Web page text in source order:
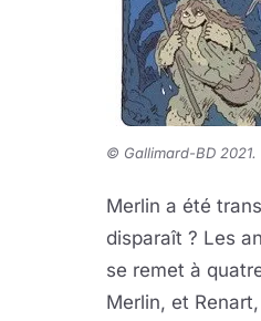
© Gallimard-BD 2021.
Merlin a été
disparaît ? Les
se remet à
Merlin, et